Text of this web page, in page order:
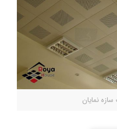
نمایان